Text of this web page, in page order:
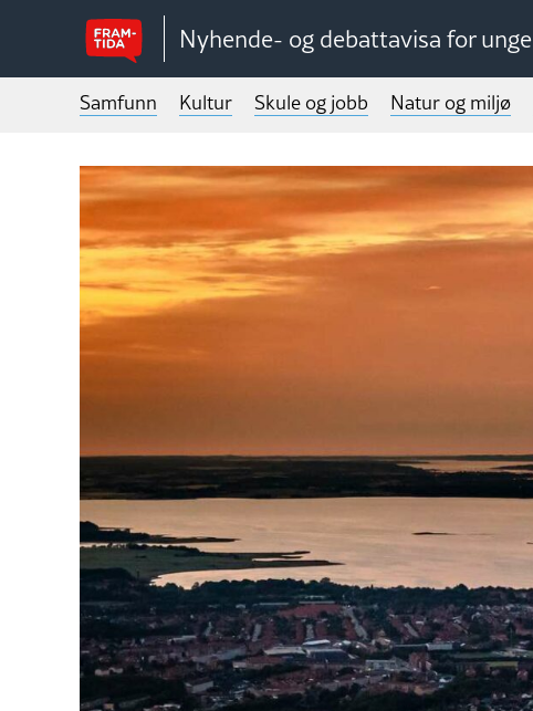
Nyhende- og debattavisa for unge
Samfunn Kultur Skule og jobb Natur og miljø